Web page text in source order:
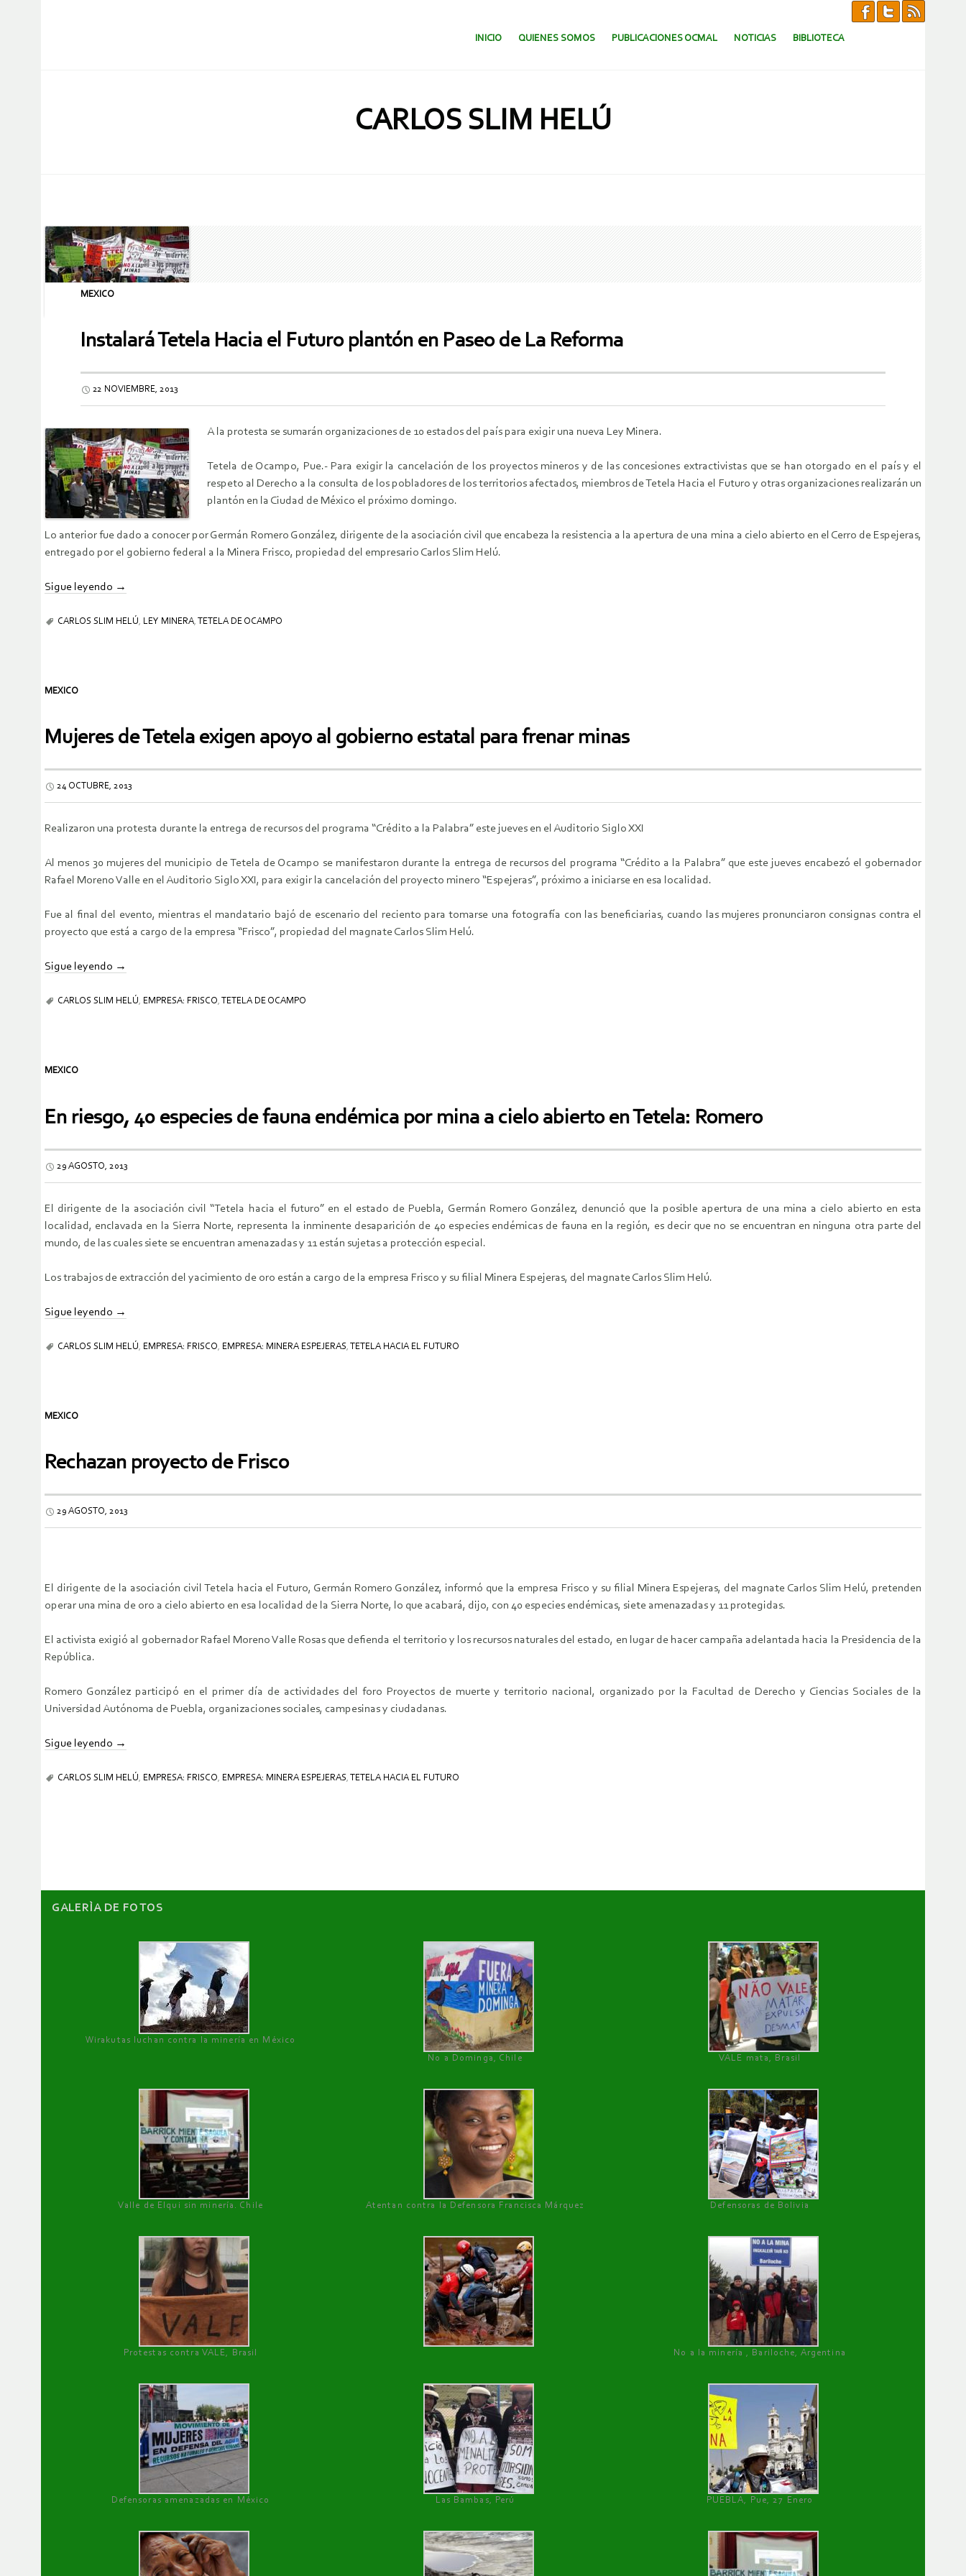
SALTAR AL CONTENIDO.
INICIO QUIENES SOMOS PUBLICACIONES OCMAL NOTICIAS BIBLIOTECA
CARLOS SLIM HELÚ
MEXICO
Instalará Tetela Hacia el Futuro plantón en Paseo de La Reforma
22 NOVIEMBRE, 2013
A la protesta se sumarán organizaciones de 10 estados del país para exigir una nueva Ley Minera.
Tetela de Ocampo, Pue.- Para exigir la cancelación de los proyectos mineros y de las concesiones extractivistas que se han otorgado en el país y el
respeto al Derecho a la consulta de los pobladores de los territorios afectados, miembros de Tetela Hacia el Futuro y otras organizaciones realizarán un
plantón en la Ciudad de México el próximo domingo.
Lo anterior fue dado a conocer por Germán Romero González, dirigente de la asociación civil que encabeza la resistencia a la apertura de una mina a cielo abierto en el Cerro de Espejeras,
entregado por el gobierno federal a la Minera Frisco, propiedad del empresario Carlos Slim Helú.
Sigue leyendo →
CARLOS SLIM HELÚ, LEY MINERA, TETELA DE OCAMPO
MEXICO
Mujeres de Tetela exigen apoyo al gobierno estatal para frenar minas
24 OCTUBRE, 2013
Realizaron una protesta durante la entrega de recursos del programa “Crédito a la Palabra” este jueves en el Auditorio Siglo XXI
Al menos 30 mujeres del municipio de Tetela de Ocampo se manifestaron durante la entrega de recursos del programa “Crédito a la Palabra” que este jueves encabezó el gobernador
Rafael Moreno Valle en el Auditorio Siglo XXI, para exigir la cancelación del proyecto minero “Espejeras”, próximo a iniciarse en esa localidad.
Fue al final del evento, mientras el mandatario bajó de escenario del reciento para tomarse una fotografía con las beneficiarias, cuando las mujeres pronunciaron consignas contra el
proyecto que está a cargo de la empresa “Frisco”, propiedad del magnate Carlos Slim Helú.
Sigue leyendo →
CARLOS SLIM HELÚ, EMPRESA: FRISCO, TETELA DE OCAMPO
MEXICO
En riesgo, 40 especies de fauna endémica por mina a cielo abierto en Tetela: Romero
29 AGOSTO, 2013
El dirigente de la asociación civil “Tetela hacia el futuro” en el estado de Puebla, Germán Romero González, denunció que la posible apertura de una mina a cielo abierto en esta
localidad, enclavada en la Sierra Norte, representa la inminente desaparición de 40 especies endémicas de fauna en la región, es decir que no se encuentran en ninguna otra parte del
mundo, de las cuales siete se encuentran amenazadas y 11 están sujetas a protección especial.
Los trabajos de extracción del yacimiento de oro están a cargo de la empresa Frisco y su filial Minera Espejeras, del magnate Carlos Slim Helú.
Sigue leyendo →
CARLOS SLIM HELÚ EMPRESA: FRISCO EMPRESA: MINERA ESPEJERAS TETELA HACIA EL FUTURO
MEXICO
Rechazan proyecto de Frisco
29 AGOSTO, 2013
El dirigente de la asociación civil Tetela hacia el Futuro, Germán Romero González, informó que la empresa Frisco y su filial Minera Espejeras, del magnate Carlos Slim Helú, pretenden
operar una mina de oro a cielo abierto en esa localidad de la Sierra Norte, lo que acabará, dijo, con 40 especies endémicas, siete amenazadas y 11 protegidas.
El activista exigió al gobernador Rafael Moreno Valle Rosas que defienda el territorio y los recursos naturales del estado, en lugar de hacer campaña adelantada hacia la Presidencia de la
República.
Romero González participó en el primer día de actividades del foro Proyectos de muerte y territorio nacional, organizado por la Facultad de Derecho y Ciencias Sociales de la
Universidad Autónoma de Puebla, organizaciones sociales, campesinas y ciudadanas.
Sigue leyendo →
CARLOS SLIM HELÚ, EMPRESA: FRISCO, EMPRESA: MINERA ESPEJERAS, TETELA HACIA EL FUTURO
GALERÌA DE FOTOS
Wirakutas luchan contra la minería en México
No a Dominga, Chile
VALE mata, Brasil
Valle de Elqui sin minería. Chile Atentan contra la Defensora Francisca Márquez Defensoras de Bolivia
Protestas contra VALE, Brasil No a la minería , Bariloche, Argentina
Defensoras amenazadas en México Las Bambas, Perú PUEBLA, Pue, 27 Enero